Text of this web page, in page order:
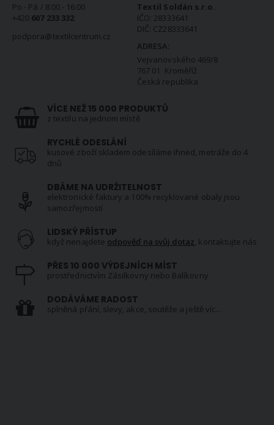
Po - Pá / 8:00 - 16:00
+420 607 233 332
podpora@textilcentrum.cz
Textil Soldán s.r.o.
IČO: 28333641
DIČ: CZ28333641
ADRESA:
Vejvanovského 469/8
767 01 Kroměříž
Česká republika
VÍCE NEŽ 15 000 PRODUKTŮ
z textilu na jednom místě
RYCHLÉ ODESLÁNÍ
kusové zboží skladem odesíláme ihned, metráže do 4
dnů
DBÁME NA UDRŽITELNOST
elektronické faktury a 100% recyklované obaly jsou
samozřejmostí
LIDSKÝ PŘÍSTUP
když nenajdete odpověď na svůj dotaz , kontaktujte nás
PŘES 10 000 VÝDEJNÍCH MÍST
prostřednictvím Zásilkovny nebo Balíkovny
DODÁVÁME RADOST
splněná přání, slevy, akce, soutěže a ještě víc...